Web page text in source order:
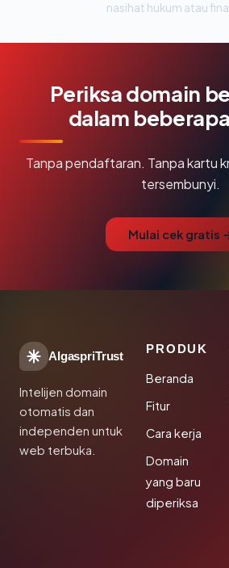
nasihat hukum atau
Periksa domain
dalam
Tanpa pendaftaran. Tanpa kartu
tersembunyi.
Mulai cek gratis
AlgaspriTrust
Intelijen domain
otomatis dan
independen untuk
web terbuka.
PRODUK
Beranda
Fitur
Cara kerja
Domain
yang baru
diperiksa